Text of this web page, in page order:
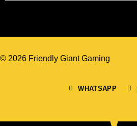
© 2026 Friendly Giant Gaming
WHATSAPP